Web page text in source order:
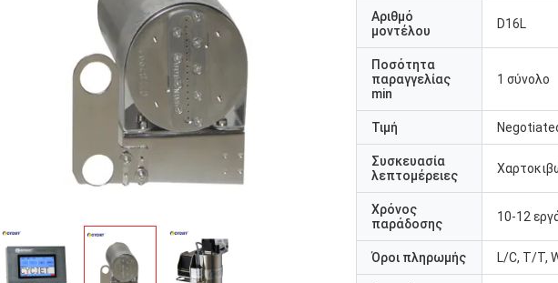
Αριθμό
μοντέλου
D16L
Ποσότητα
παραγγελίας
min
1 σύνολο
Τιμή
Συσκευασία
λεπτομέρειες
Χρόνος
παράδοσης
10-12
Όροι πληρωμής L/C, T/T,